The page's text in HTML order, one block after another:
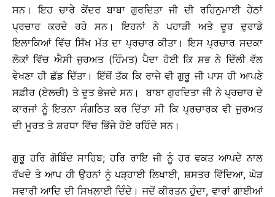
ਸਨ। ਇਹ ਚਾਰੇ ਕੇਂਦਰ ਬਾਬਾ ਗੁਰਦਿਤਾ ਜੀ ਦੀ ਰਹਿਨੁਮਾਈ ਹੇਠਾਂ
ਪ੍ਰਚਾਰ ਕਰਦੇ ਰਹੇ ਸਨ। ਇਹਨਾਂ ਨੇ ਪਹਾੜੀ ਅਤੇ ਦੂਰ ਦੁਰਾਡੇ
ਇਲਾਕਿਆਂ ਵਿੱਚ ਸਿੱਖ ਮੱਤ ਦਾ ਪ੍ਰਚਾਰ ਕੀਤਾ। ਇਸ ਪ੍ਰਚਾਰ ਸਦਕਾ
ਲੋਕਾਂ ਵਿੱਚ ਐਸੀ ਜੁਰਅਤ (ਹਿੰਮਤ) ਪੈਦਾ ਹੋਈ ਕਿ ਸਭ ਨੇ ਦਿੱਲੀ ਵੱਲ
ਵੇਖਣਾ ਹੀ ਛੱਡ ਦਿੱਤਾ। ਇੱਥੋਂ ਤੱਕ ਕਿ ਰਾਜੇ ਵੀ ਗੁਰੂ ਜੀ ਪਾਸ ਹੀ ਆਪਣੇ
ਸਫ਼ੀਰ (ਏਲਚੀ) ਤੇ ਦੂਤ ਭੇਜਦੇ ਸਨ। ਬਾਬਾ ਗੁਰਦਿਤਾ ਜੀ ਨੇ ਪ੍ਰਚਾਰ ਦੇ
ਕਾਰਜਾਂ ਨੂੰ ਇਤਨਾ ਸੰਗਠਿਤ ਕਰ ਦਿੱਤਾ ਸੀ ਕਿ ਪ੍ਰਚਾਰਕ ਵੀ ਜੁਰਅਤ
ਦੀ ਮੂਰਤ ਤੇ ਸ਼ਰਧਾ ਵਿੱਚ ਭਿੱਜੇ ਹੋਏ ਰਹਿੰਦੇ ਸਨ।
ਗੁਰੂ ਹਰਿ ਗੋਬਿੰਦ ਸਾਹਿਬ; ਹਰਿ ਰਾਇ ਜੀ ਨੂੰ ਹਰ ਵਕਤ ਆਪਦੇ ਨਾਲ
ਰੱਖਦੇ ਤੇ ਆਪ ਹੀ ਉਹਨਾਂ ਨੂੰ ਪੜ੍ਹਾਈ ਲਿਖਾਈ, ਸ਼ਸਤਰ ਵਿੱਦਿਆ, ਘੋੜ
ਸਵਾਰੀ ਆਦਿ ਦੀ ਸਿਖਲਾਈ ਦਿੰਦੇ। ਜਦੋਂ ਕੀਰਤਨ ਹੁੰਦਾ, ਵਾਰਾਂ ਗਾਈਆਂ